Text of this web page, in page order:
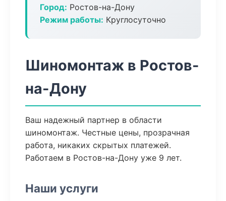
Город: Ростов-на-Дону
Режим работы: Круглосуточно
Шиномонтаж в Ростов-
на-Дону
Ваш надежный партнер в области
шиномонтаж. Честные цены, прозрачная
работа, никаких скрытых платежей.
Работаем в Ростов-на-Дону уже 9 лет.
Наши услуги